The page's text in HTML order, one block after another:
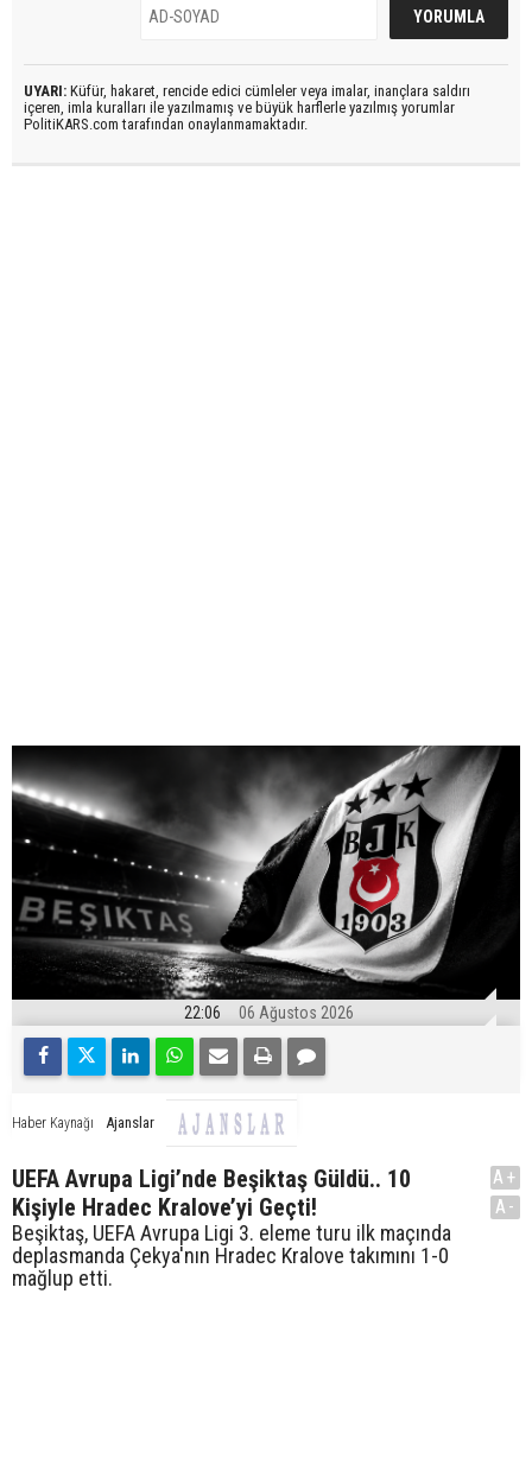
UYARI: Küfür, hakaret, rencide edici cümleler veya imalar, inançlara saldırı
içeren, imla kuralları ile yazılmamış ve büyük harflerle yazılmış yorumlar
PolitiKARS.com tarafından onaylanmamaktadır.
22:06 06 Ağustos 2026
Haber Kaynağı Ajanslar
UEFA Avrupa Ligi’nde Beşiktaş Güldü.. 10
Kişiyle Hradec Kralove’yi Geçti!
Beşiktaş, UEFA Avrupa Ligi 3. eleme turu ilk maçında
deplasmanda Çekya'nın Hradec Kralove takımını 1-0
mağlup etti.
A+
A-